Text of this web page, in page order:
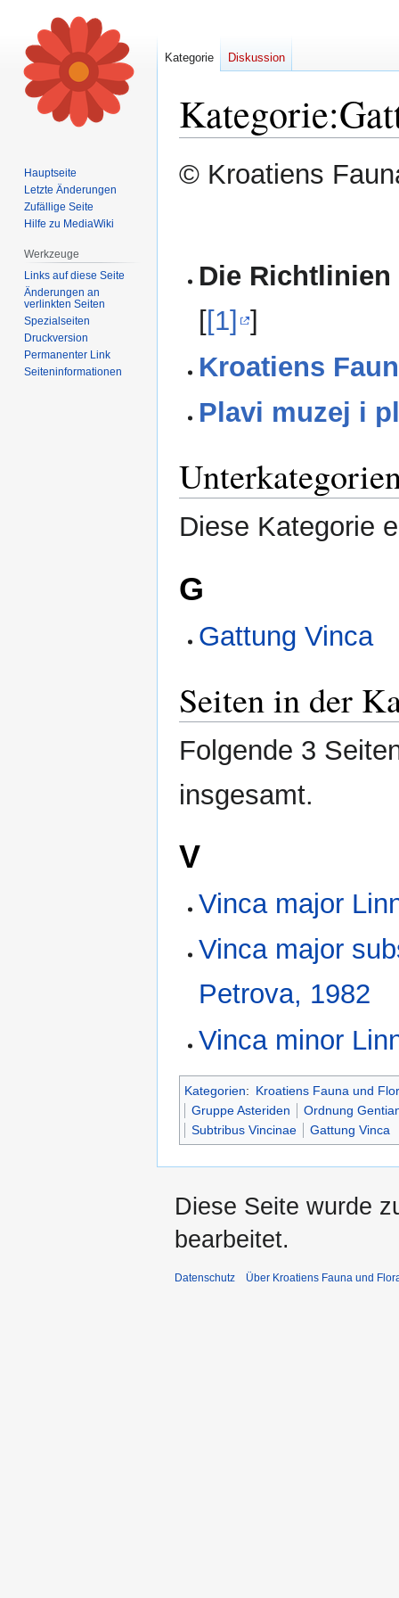
Kategorie:
Zur
Navigation
Zur
Suche
© Kroatiens
Die
[[1] ]
Kroatiens
Plavi muzej i
Diese Kategorie
G
Gattung Vinca
Seiten in der
Folgende 3
insgesamt.
V
Vinca major
Vinca major
Petrova, 1982
Vinca minor
Kategorien: Kroatiens Fauna und
Gruppe Asteriden
Ordnung
Subtribus Vincinae
Gattung Vinca
Kategorie Diskussion
Hauptseite
Letzte Änderungen
Zufällige Seite
Hilfe zu MediaWiki
Werkzeuge
Links auf diese Seite
Änderungen an
verlinkten Seiten
Spezialseiten
Druckversion
Permanenter Link
Seiten­informationen
Diese Seite wurde
bearbeitet.
Datenschutz Über Kroatiens Fauna und